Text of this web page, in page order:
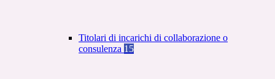
Titolari di incarichi di collaborazione o
consulenza 15